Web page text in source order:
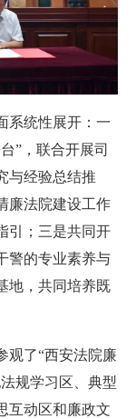
系统性展开：一
”，联合开展司
与经验总结推
廉法院建设工作
引；三是共同开
警的专业素养与
地，共同培养既
观了“西安法院廉
规学习区、典型
互动区和廉政文